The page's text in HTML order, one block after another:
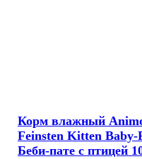
Корм влажный
Feinsten Kitten Baby-
Беби-пате с птицей